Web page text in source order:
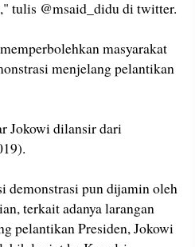
tulis @msaid_didu di twitter.
masyarakat
menjelang pelantikan
Jokowi dilansir dari
demonstrasi pun dijamin oleh
terkait adanya larangan
pelantikan Presiden, Jokowi